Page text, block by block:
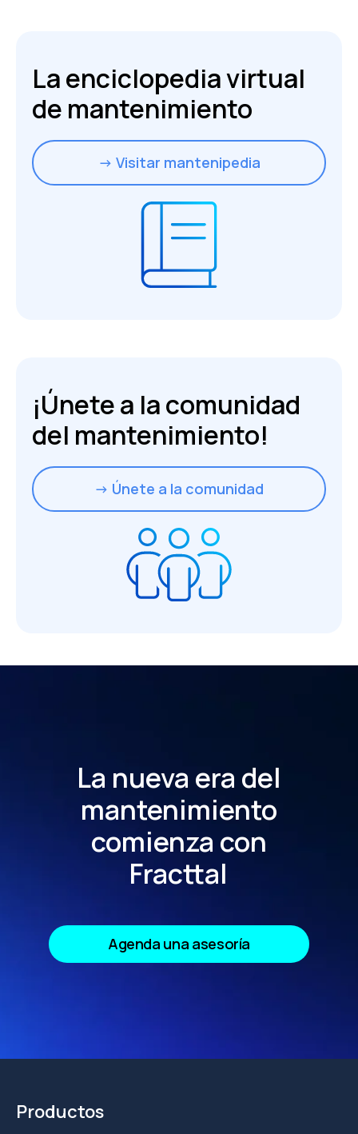
La enciclopedia virtual
de mantenimiento
→ Visitar mantenipedia
¡Únete a la comunidad
del mantenimiento!
→ Únete a la comunidad
La nueva era del
mantenimiento
comienza con
Fracttal
Agenda una asesoría
Productos